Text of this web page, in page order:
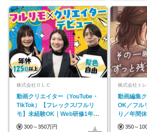
株式会社ＯＬＣ
動画クリエイター（YouTube・
TikTok）【フレックス/フルリ
モ】未経験OK｜Web研修1年間
｜副業OK
300～350万円
株式会社ト
動画編集
OK／フル
り／年間
ネイル自
350～